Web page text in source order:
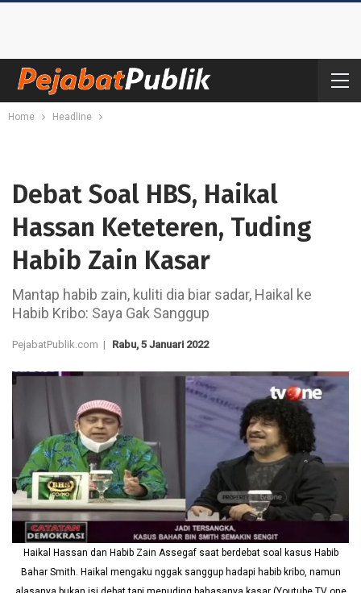
Home Headline
Debat Soal HBS, Haikal
Hassan Keteteren, Tuding
Habib Zain Kasar
Mantap habib zain, kuliti dia biar sadar, Haikal ke
Habib Kribo: Saya Gak Sanggup
PejabatPublik.com | Rabu, 5 Januari 2022
Haikal Hassan dan Habib Zain Assegaf saat berdebat soal kasus Habib
Bahar Smith. Haikal mengaku nggak sanggup hadapi habib kribo, namun